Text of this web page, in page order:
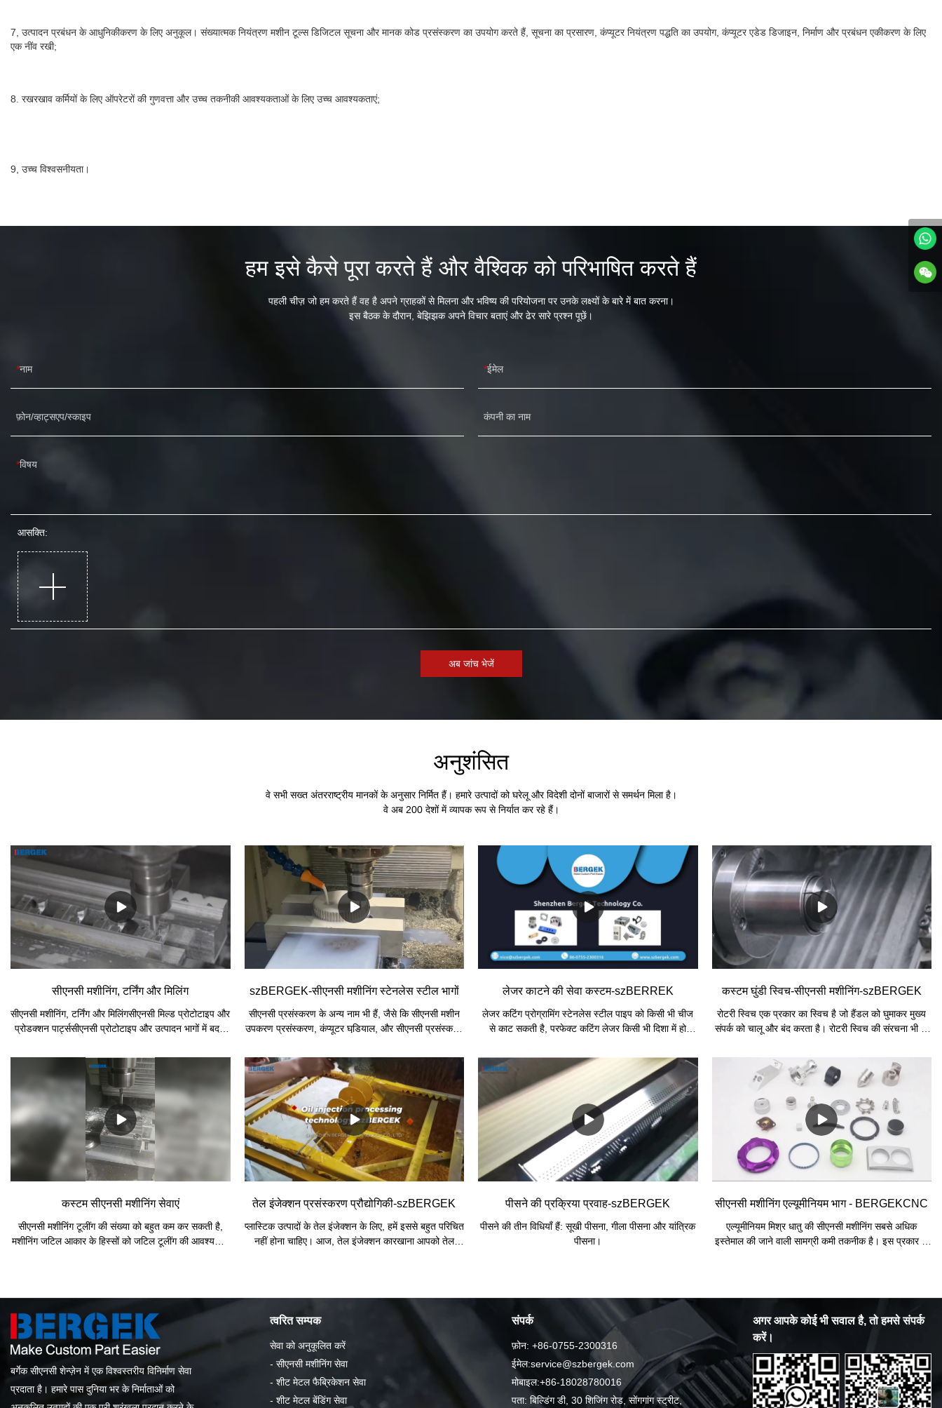
7, उत्पादन प्रबंधन के आधुनिकीकरण के लिए अनुकूल। संख्यात्मक नियंत्रण मशीन टूल्स डिजिटल सूचना और मानक कोड प्रसंस्करण का उपयोग करते हैं, सूचना का प्रसारण, कंप्यूटर नियंत्रण पद्धति का उपयोग, कंप्यूटर एडेड डिजाइन, निर्माण और प्रबंधन एकीकरण के लिए
एक नींव रखी;
8. रखरखाव कर्मियों के लिए ऑपरेटरों की गुणवत्ता और उच्च तकनीकी आवश्यकताओं के लिए उच्च आवश्यकताएं;
9, उच्च विश्वसनीयता।
हम इसे कैसे पूरा करते हैं और वैश्विक को परिभाषित करते हैं
पहली चीज़ जो हम करते हैं वह है अपने ग्राहकों से मिलना और भविष्य की परियोजना पर उनके लक्ष्यों के बारे में बात करना।
इस बैठक के दौरान, बेझिझक अपने विचार बताएं और ढेर सारे प्रश्न पूछें।
नाम ईमेल
फ़ोन/व्हाट्सएप/स्काइप कंपनी का नाम
विषय
आसक्ति:
अब जांच भेजें
अनुशंसित
वे सभी सख्त अंतरराष्ट्रीय मानकों के अनुसार निर्मित हैं। हमारे उत्पादों को घरेलू और विदेशी दोनों बाजारों से समर्थन मिला है।
वे अब 200 देशों में व्यापक रूप से निर्यात कर रहे हैं।
सीएनसी मशीनिंग, टर्निंग और मिलिंग
सीएनसी मशीनिंग, टर्निंग और मिलिंगसीएनसी मिल्ड प्रोटोटाइप और
प्रोडक्शन पार्ट्ससीएनसी प्रोटोटाइप और उत्पादन भागों में बदल
szBERGEK-सीएनसी मशीनिंग स्टेनलेस स्टील भागों
सीएनसी प्रसंस्करण के अन्य नाम भी हैं, जैसे कि सीएनसी मशीन
उपकरण प्रसंस्करण, कंप्यूटर घडि़याल, और सीएनसी प्रसंस्करण
संकलित करना है, मूल मैनुअल कंप्यूटर प्रोग्रामिंग में काम करता
है। यह प्रोग्राम द्वारा नियंत्रित एक प्रकार का स्वचालित मशीन
उपकरण है। यह नियंत्रण प्रणाली कंप्यूटर के माध्यम से इसे
डीकोड करने के लिए नियंत्रण कोड या अन्य प्रतीक निर्देशों के
साथ प्रोग्राम को तार्किक रूप से संसाधित कर सकती है, ताकि
काटने के उपकरण के माध्यम से निर्धारित कार्रवाई करने के लिए
मशीन उपकरण अर्ध-तैयार उत्पादों या तैयार भागों में रिक्त
प्रसंस्करण हो। .
लेजर काटने की सेवा कस्टम-szBERREK
लेजर कटिंग प्रोग्रामिंग स्टेनलेस स्टील पाइप को किसी भी चीज
से काट सकती है, परफेक्ट कटिंग लेजर किसी भी दिशा में हो
के आकार के जवाब में तेजी से और लचीला परिवर्तन हो सकता है,
जिसमें बढ़ती संख्या के लिए उच्च लचीलापन है। एकल प्रसंस्करण
मजबूत तकनीकी सहायता प्रदान करता है, इस प्रकार मोल्ड के
उपयोग को कम करता है।
कस्टम घुंडी स्विच-सीएनसी मशीनिंग-szBERGEK
रोटरी स्विच एक प्रकार का स्विच है जो हैंडल को घुमाकर मुख्य
संपर्क को चालू और बंद करता है। रोटरी स्विच की संरचना भी दो
पोल मल्टी-पोजिशन स्ट्रक्चर हैं। मोनोपोल यूनिट रोटेटिंग स्विच
का उपयोग अक्सर एप्लिकेशन में रोटेटिंग शाफ्ट पोटेंशियोमीटर के
साथ किया जाता है, और मल्टी-पोल मल्टी-पोजिशन रोटेटिंग स्विच
का उपयोग ज्यादातर वर्किंग स्टेट लाइन को स्विच करने के लिए
किया जाता है।
कस्टम सीएनसी मशीनिंग सेवाएं
सीएनसी मशीनिंग टूलींग की संख्या को बहुत कम कर सकती है,
मशीनिंग जटिल आकार के हिस्सों को जटिल टूलींग की आवश्यकता
सीएनसी प्रसंस्करण गुणवत्ता स्थिरता, उच्च प्रसंस्करण सटीकता,
उच्च पुनरावृत्ति सटीकता, कई किस्मों में, छोटे बैच उत्पादन की
स्थिति, सीएनसी प्रसंस्करण में उच्च उत्पादन क्षमता होती है,
उत्पादन तैयारी, मशीन उपकरण समायोजन, और प्रक्रिया
निरीक्षण समय को कम कर सकती है, और के उपयोग के कारण
अच्छा, काटने की मात्रा और काटने का समय कम करें। तो
सीएनसी मशीनिंग में शामिल अनुप्रयोग क्षेत्र क्या हैं?
तेल इंजेक्शन प्रसंस्करण प्रौद्योगिकी-szBERGEK
प्लास्टिक उत्पादों के तेल इंजेक्शन के लिए, हमें इससे बहुत परिचित
नहीं होना चाहिए। आज, तेल इंजेक्शन कारखाना आपको तेल
सहज होंगे।
पीसने की प्रक्रिया प्रवाह-szBERGEK
पीसने की तीन विधियाँ हैं: सूखी पीसना, गीला पीसना और यांत्रिक
पीसना।
सीएनसी मशीनिंग एल्यूमीनियम भाग - BERGEKCNC
एल्यूमीनियम मिश्र धातु की सीएनसी मशीनिंग सबसे अधिक
इस्तेमाल की जाने वाली सामग्री कमी तकनीक है। इस प्रकार के
बर्गेक सीएनसी शेन्ज़ेन में एक विश्वस्तरीय विनिर्माण सेवा
प्रदाता है। हमारे पास दुनिया भर के निर्माताओं को
त्वरित सम्पक
सेवा को अनुकूलित करें
- सीएनसी मशीनिंग सेवा
- शीट मेटल फैब्रिकेशन सेवा
-शीट मेटल बेंडिंग सेवा
संपर्क
फ़ोन: +86-0755-2300316
ईमेल:service@szbergek.com
मोबाइल:+86-18028780016
पता: बिल्डिंग डी, 30 शिजिंग रोड, सोंगगांग स्ट्रीट,
अगर आपके कोई भी सवाल है, तो हमसे संपर्क
करें।